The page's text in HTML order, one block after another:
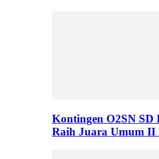
Kontingen O2SN
Raih Juara Umum